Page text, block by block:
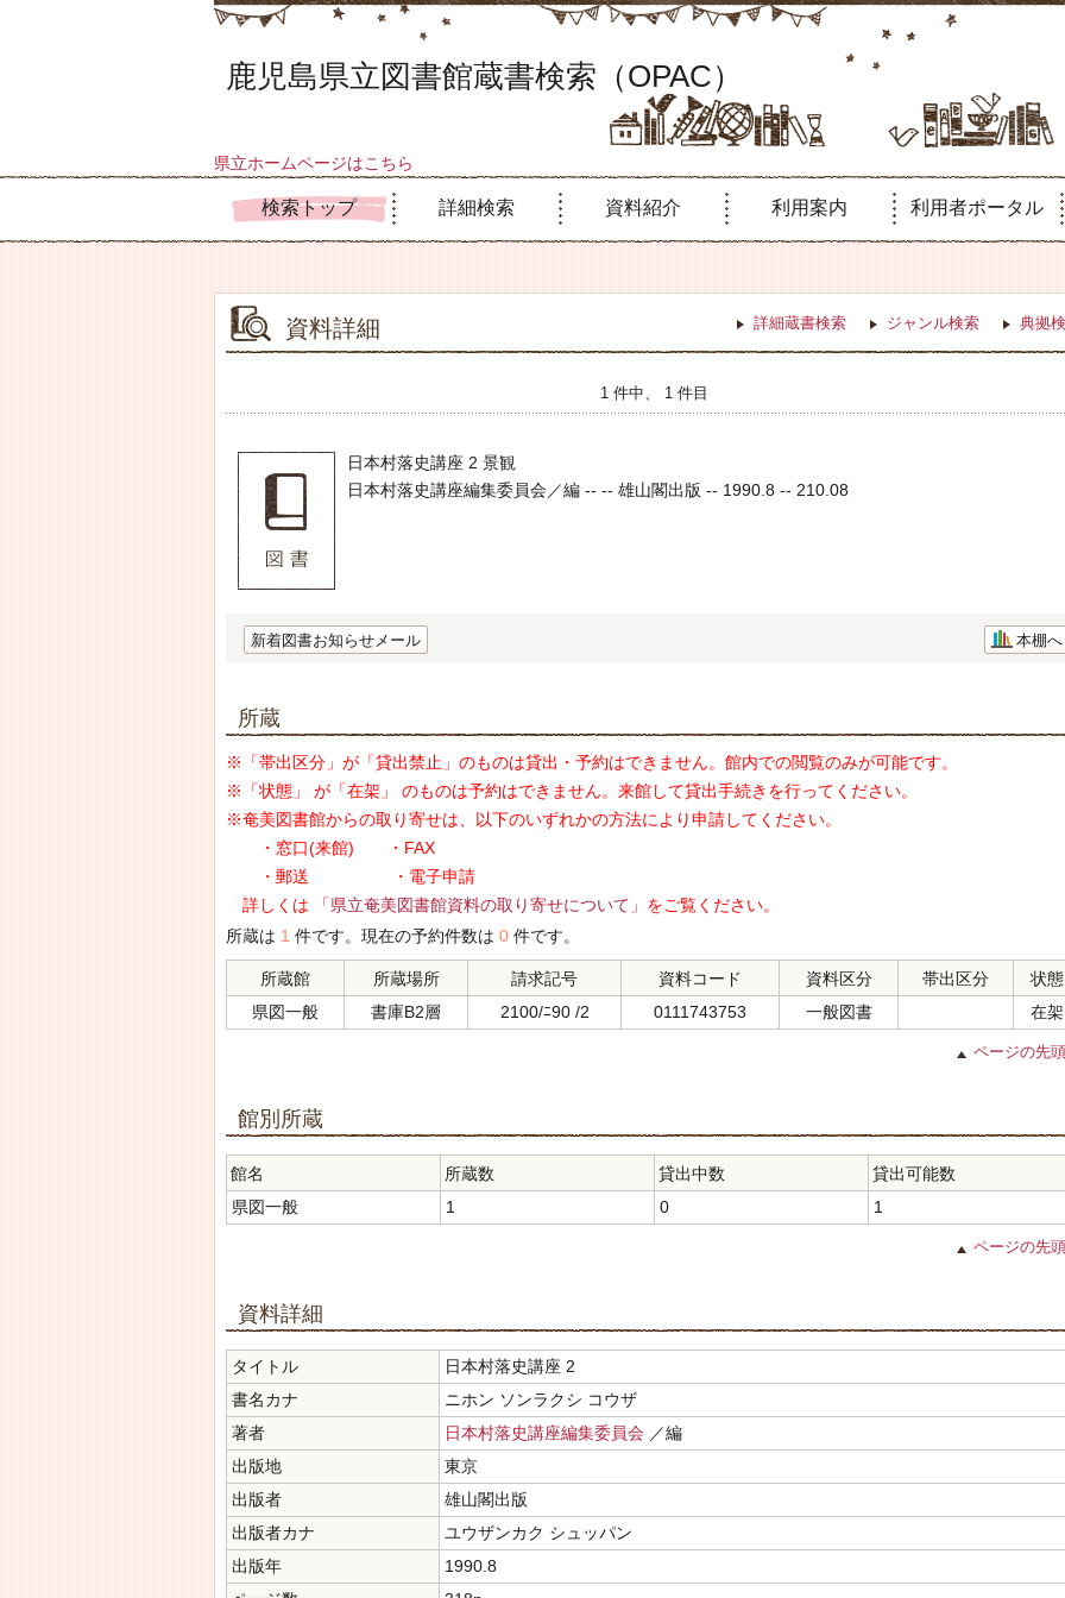
鹿児島県立図書館蔵書検索（OPAC）
県立ホームページはこちら
検索トップ 詳細検索 資料紹介 利用案内 利用者ポータル
資料詳細 詳細蔵書検索 ジャンル検索 典拠
1 件中、 1 件目
日本村落史講座 2 景観
日本村落史講座編集委員会／編 -- -- 雄山閣出版 -- 1990.8 -- 210.08
新着図書お知らせメール 本棚へ
所蔵
※「帯出区分」が「貸出禁止」のものは貸出・予約はできません。館内での閲覧のみが可能です。
※「状態」 が「在架」 のものは予約はできません。来館して貸出手続きを行ってください。
※奄美図書館からの取り寄せは、以下のいずれかの方法により申請してください。
・窓口(来館) ・FAX
・郵送 ・電子申請
詳しくは
「県立奄美図書館資料の取り寄せについて」 をご覧ください。
所蔵は 1 件です。現在の予約件数は 0 件です。
所蔵館 所蔵場所 請求記号 資料コード 資料区分 帯出区分
状態
県図一般
書庫B2層 2100/ﾆ90 /2 0111743753 一般図書 在架
ページの先
館別所蔵
館名 所蔵数 貸出中数
貸出可能数
県図一般
1 0 1
ページの先
資料詳細
タイトル
日本村落史講座 2
書名カナ
ニホン ソンラクシ コウザ
著者
日本村落史講座編集委員会 ／編
出版地
東京
出版者
雄山閣出版
出版者カナ
ユウザンカク シュッパン
出版年
1990.8